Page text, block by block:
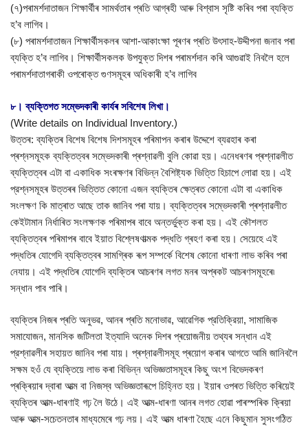
(৭)পৰামৰ্শদাতাজন শিক্ষাৰ্থীৰ সামৰ্থতাৰ প্ৰতি আগ্ৰহী আৰু বিশ্বাস সৃষ্টি কৰিব পৰা ব্যক্তি
হ’ব লাগিব।
(৮) পৰামৰ্শদাতাজন শিক্ষার্থীসকলৰ আশা-আকাংক্ষা পূৰণৰ প্ৰতি উৎসাহ-উদ্দীপনা জনাব পৰা
ব্যক্তি হ’ব লাগিব। শিক্ষার্থীসকলক উপযুক্ত দিশৰ পৰামৰ্শদান কৰি আগুৱাই নিবলৈ হলে
পৰামৰ্শদাতাগৰাকী ওপৰোক্ত গুণসমূহৰ অধিকাৰী হ’ব লাগিব
৮। ব্যক্তিগত সম্ভেদকাৰী কাৰ্যৰ সবিশেষ লিখা।
(Write details on Individual Inventory.)
উত্তৰ: ব্যক্তিৰ বিশেষ বিশেষ দিশসমূহৰ পৰিমাপন কৰাৰ উদ্দেশে ব্যৱহাৰ কৰা
প্ৰশ্নসমূহক ব্যক্তিত্বৰ সম্ভেদকাৰী প্ৰশ্নাৱলী বুলি কোৱা হয়। এনেধৰণৰ প্ৰশ্নাৱলীত
ব্যক্তিত্বৰ এটা বা একাধিক সংৰক্ষণৰ বিভিন্ন বৈশিষ্ট্যক ভিত্তি হিচাপে লোৱা হয়। এই
প্রশ্নসমূহৰ উত্তৰৰ ভিত্তিত কোনো এজন ব্যক্তিৰ ক্ষেত্ৰত কোনো এটা বা একাধিক
সংলক্ষণ কি মাত্ৰাত আছে তাক জানিব পৰা যায়। ব্যক্তিত্বৰ সম্ভেদকাৰী প্ৰশ্নাৱলীত
কেইটামান নিৰ্ধাৰিত সংলক্ষণক পৰিমাপৰ বাবে অন্তর্ভুক্ত কৰা হয়। এই কৌশলত
ব্যক্তিত্বৰ পৰিমাপৰ বাবে ইয়াত বিশ্লেষণাত্মক পদ্ধতি গ্ৰহণ কৰা হয়। সেয়েহে এই
পদ্ধতিৰ যোগেদি ব্যক্তিত্বৰ সামগ্ৰিক ৰূপ সম্পর্কে বিশেষ কোনো ধাৰণা লাভ কৰিব পৰা
নেযায়। এই পদ্ধতিৰ যোগেদি ব্যক্তিৰ আচৰণৰ লগত মনৰ অপ্ৰকট আচৰণসমূহৰে৷
সন্ধান পাব পাৰি।
ব্যক্তিৰ নিজৰ প্ৰতি অনুভৱ, আনৰ প্ৰতি মনোভাৱ, আৱেগিক প্রতিক্রিয়া, সামাজিক
সমাযোজন, মানসিক জটিলতা ইত্যাদি অনেক দিশৰ প্ৰয়োজনীয় তথ্যৰ সন্ধান এই
প্রশ্নাৱলীৰ সহায়ত জানিব পৰা যায়। প্ৰশ্নাৱলীসমূহ প্ৰয়োগ কৰাৰ আগতে আমি জানিবলৈ
সক্ষম হওঁ যে ব্যক্তিয়ে লাভ কৰা বিভিন্ন অভিজ্ঞতাসমূহৰ কিছু অংশ বিভেদকৰণ
প্ৰক্ৰিয়াৰ দ্বাৰা আত্ম বা নিজস্ব অভিজ্ঞতাৰূপে চিহ্নিত হয়। ইয়াৰ ওপৰত ভিত্তি কৰিয়েই
ব্যক্তিৰ আত্ম-ধাৰণাই গঢ় লৈ উঠে। এই আত্ম-ধাৰণা আনৰ লগত হোৱা পাৰস্পৰিক ক্ৰিয়া
আৰু আত্ম-সচেতনতাৰ মাধ্যমেৰে গঢ় লয়। এই আত্ম ধাৰণা হৈছে এনে কিছুমান সুসংগঠিত